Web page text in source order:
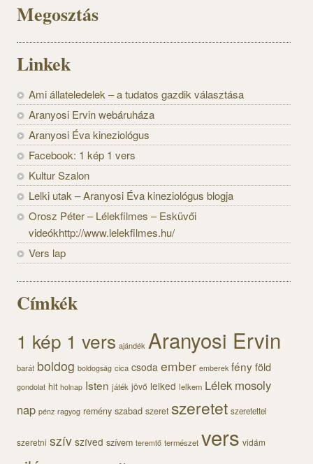
Megosztás
Linkek
Ami állateledelek – a tudatos gazdik választása
Aranyosi Ervin webáruháza
Aranyosi Éva kineziológus
Facebook: 1 kép 1 vers
Kultur Szalon
Lelki utak – Aranyosi Éva kineziológus blogja
Orosz Péter – Lélekfilmes – Esküvői
videókhttp://www.lelekfilmes.hu/
Vers lap
Címkék
1 kép 1 vers ajándék Aranyosi Ervin
barát boldog boldogság cica csoda ember emberek fényföld
gondolat hit holnap Isten játék jövő lelked lelkem Lélek mosoly
nap pénz ragyog remény szabad szeret szeretet szeretettel
szeretni szív szíved szívem teremtő természet vers vidám